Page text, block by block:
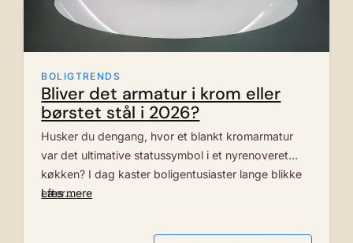
BOLIGTRENDS
Bliver det armatur i krom eller
børstet stål i 2026?
Husker du dengang, hvor et blankt kromarmatur
var det ultimative statussymbol i et nyrenoveret
køkken? I dag kaster boligentusiaster lange blikke
efter…
Læs mere